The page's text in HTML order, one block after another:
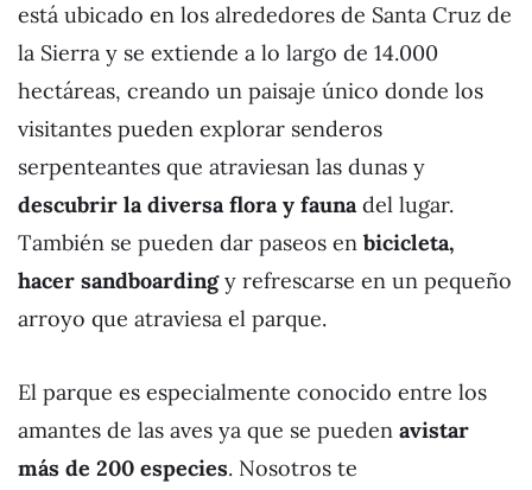
está ubicado en los alrededores de Santa Cruz de
la Sierra y se extiende a lo largo de 14.000
hectáreas, creando un paisaje único donde los
visitantes pueden explorar senderos
serpenteantes que atraviesan las dunas y
descubrir la diversa flora y faunadel lugar.
También se pueden dar paseos en bicicleta,
hacer sandboardingy refrescarse en un pequeño
arroyo que atraviesa el parque.
El parque es especialmente conocido entre los
amantes de las aves ya que se pueden avistar
más de 200 especies. Nosotros te